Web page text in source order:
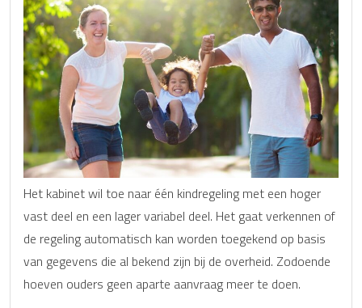
Het kabinet wil toe naar één kindregeling met een hoger
vast deel en een lager variabel deel. Het gaat verkennen of
de regeling automatisch kan worden toegekend op basis
van gegevens die al bekend zijn bij de overheid. Zodoende
hoeven ouders geen aparte aanvraag meer te doen.